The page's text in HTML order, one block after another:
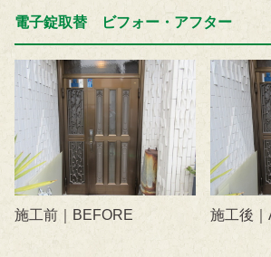
電子錠取替 ビフォー・アフター
施工前｜BEFORE 施工後